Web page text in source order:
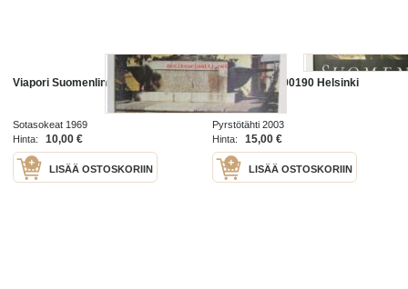
Viapori Suomenlinna
Sotasokeat 1969
Hinta:
10,00 €
LISÄÄ OSTOSKORIIN
Suomenlinna 00190 Helsinki
Pyrstötähti 2003
Hinta:
15,00 €
LISÄÄ OSTOSKORIIN